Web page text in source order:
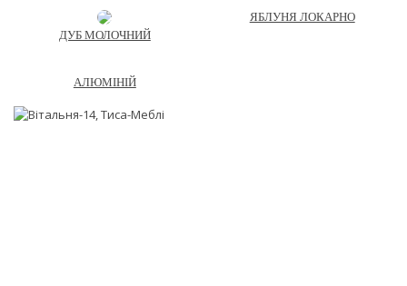
ДУБ МОЛОЧНИЙ
ЯБЛУНЯ ЛОКАРНО
АЛЮМІНІЙ